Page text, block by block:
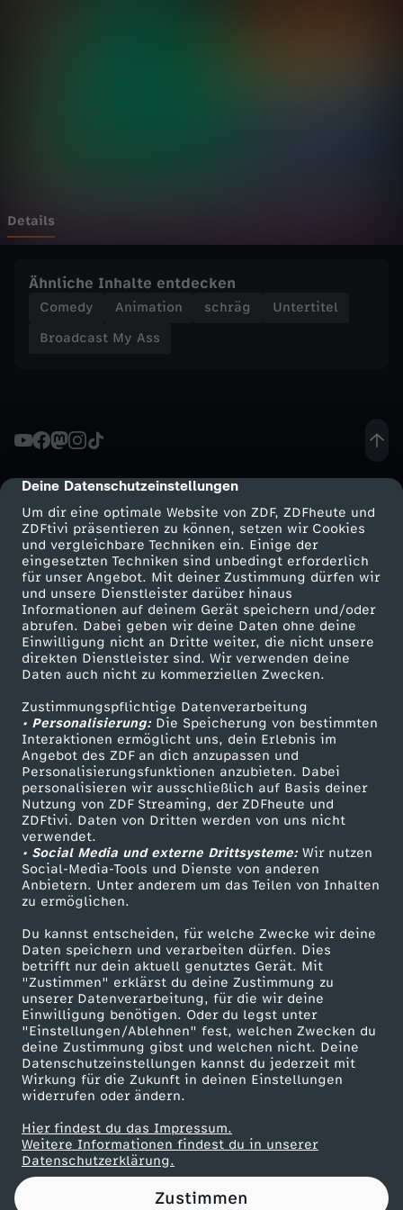
cmp-dialog-description
Deine Datenschutzeinstellungen
Um dir eine optimale Website von ZDF, ZDFheute und
ZDFtivi präsentieren zu können, setzen wir Cookies
und vergleichbare Techniken ein. Einige der
eingesetzten Techniken sind unbedingt erforderlich
für unser Angebot. Mit deiner Zustimmung dürfen wir
und unsere Dienstleister darüber hinaus
Informationen auf deinem Gerät speichern und/oder
abrufen. Dabei geben wir deine Daten ohne deine
Einwilligung nicht an Dritte weiter, die nicht unsere
direkten Dienstleister sind. Wir verwenden deine
Daten auch nicht zu kommerziellen Zwecken.
Zustimmungspflichtige Datenverarbeitung
• Personalisierung:Die Speicherung von bestimmten
Interaktionen ermöglicht uns, dein Erlebnis im
Angebot des ZDF an dich anzupassen und
Personalisierungsfunktionen anzubieten. Dabei
personalisieren wir ausschließlich auf Basis deiner
Nutzung von ZDF Streaming, der ZDFheute und
ZDFtivi. Daten von Dritten werden von uns nicht
verwendet.
• Social Media und externe Drittsysteme:Wir nutzen
Social-Media-Tools und Dienste von anderen
Anbietern. Unter anderem um das Teilen von Inhalten
zu ermöglichen.
Du kannst entscheiden, für welche Zwecke wir deine
Daten speichern und verarbeiten dürfen. Dies
betrifft nur dein aktuell genutztes Gerät. Mit
"Zustimmen" erklärst du deine Zustimmung zu
unserer Datenverarbeitung, für die wir deine
Einwilligung benötigen. Oder du legst unter
"Einstellungen/Ablehnen" fest, welchen Zwecken du
deine Zustimmung gibst und welchen nicht. Deine
Datenschutzeinstellungen kannst du jederzeit mit
Wirkung für die Zukunft in deinen Einstellungen
widerrufen oder ändern.
Hier findest du das Impressum.
Weitere Informationen findest du in unserer
Datenschutzerklärung.
Zustimmen
s
-
f
r
e
i
w
i
l
l
i
g
a
l
s
S
C
H
W
U
Details
Ähnliche Inhalte entdecken
Comedy Animation schräg
Untertitel
Broadcast My Ass
Mehr ZDF
ZDF-Apps
Smart TV
ZDFtext
Livestreams
Sendungen A-Z
TV-Programm
Service
ZDFmitreden
Kontakt zum ZDF
Tickets
Zuschauerservice
Hilfe
ZDF Unternehmen
Karriere
ZDF goes Schule
Werbefernsehen
Mainzelmännchen
Partner